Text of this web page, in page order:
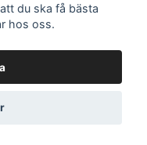
du ska få bästa
hos oss.